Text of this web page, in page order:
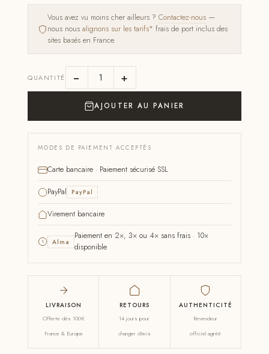
Vous avez vu moins cher ailleurs ?Contactez-nous —
nous nousalignons sur les tarifs* frais de port inclus des
sites basés en France.
QUANTITÉ − +
AJOUTER AU PANIER
MODES DE PAIEMENT ACCEPTÉS
Carte bancaire · Paiement sécurisé SSL
PayPal PayPal
Virement bancaire
Alma
Paiement en 2×, 3× ou 4× sans frais · 10×
disponible
LIVRAISON
Offerte dès 100€
France & Europe
RETOURS
14 jours pour
changer d'avis
AUTHENTICITÉ
Revendeur
officiel agréé